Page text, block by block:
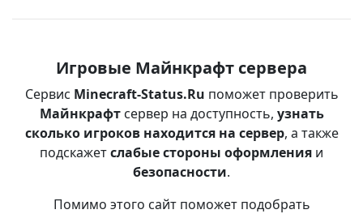
Игровые Майнкрафт сервера
Сервис Minecraft-Status.Ru поможет проверить
Майнкрафтсервер на доступность, узнать
сколько игроков находится на сервер, а также
подскажетслабые стороны оформления и
безопасности.
Помимо этого сайт поможет подобрать